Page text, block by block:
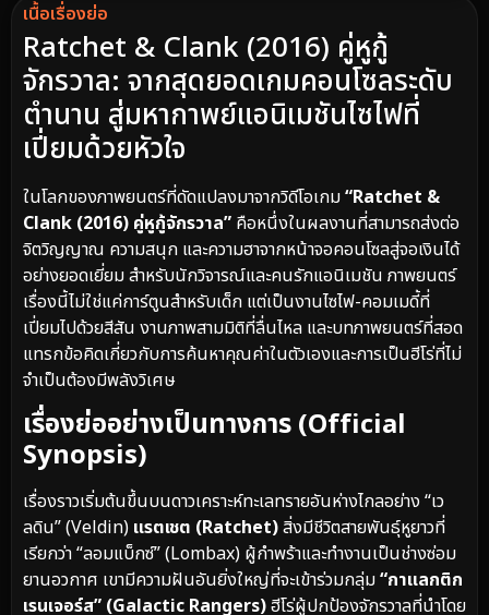
เนื้อเรื่องย่อ
Ratchet & Clank (2016) คู่หูกู้
จักรวาล: จากสุดยอดเกมคอนโซลระดับ
ตำนาน สู่มหากาพย์แอนิเมชันไซไฟที่
เปี่ยมด้วยหัวใจ
ในโลกของภาพยนตร์ที่ดัดแปลงมาจากวิดีโอเกม“Ratchet &
Clank (2016) คู่หูกู้จักรวาล” คือหนึ่งในผลงานที่สามารถส่งต่อ
จิตวิญญาณ ความสนุก และความฮาจากหน้าจอคอนโซลสู่จอเงินได้
อย่างยอดเยี่ยม สำหรับนักวิจารณ์และคนรักแอนิเมชัน ภาพยนตร์
เรื่องนี้ไม่ใช่แค่การ์ตูนสำหรับเด็ก แต่เป็นงานไซไฟ-คอมเมดี้ที่
เปี่ยมไปด้วยสีสัน งานภาพสามมิติที่ลื่นไหล และบทภาพยนตร์ที่สอด
แทรกข้อคิดเกี่ยวกับการค้นหาคุณค่าในตัวเองและการเป็นฮีโร่ที่ไม่
จำเป็นต้องมีพลังวิเศษ
เรื่องย่ออย่างเป็นทางการ (Official
Synopsis)
เรื่องราวเริ่มต้นขึ้นบนดาวเคราะห์ทะเลทรายอันห่างไกลอย่าง “เว
ลดิน” (Veldin) แรตเชต (Ratchet)สิ่งมีชีวิตสายพันธุ์หูยาวที่
เรียกว่า “ลอมแบ็กซ์” (Lombax) ผู้กำพร้าและทำงานเป็นช่างซ่อม
ยานอวกาศ เขามีความฝันอันยิ่งใหญ่ที่จะเข้าร่วมกลุ่ม“กาแลกติก
เรนเจอร์ส” (Galactic Rangers)ฮีโร่ผู้ปกป้องจักรวาลที่นำโดย